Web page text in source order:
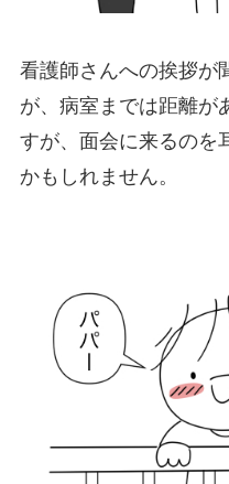
看護師さんへの挨拶が
が、病室までは距離が
すが、面会に来るのを
かもしれません。